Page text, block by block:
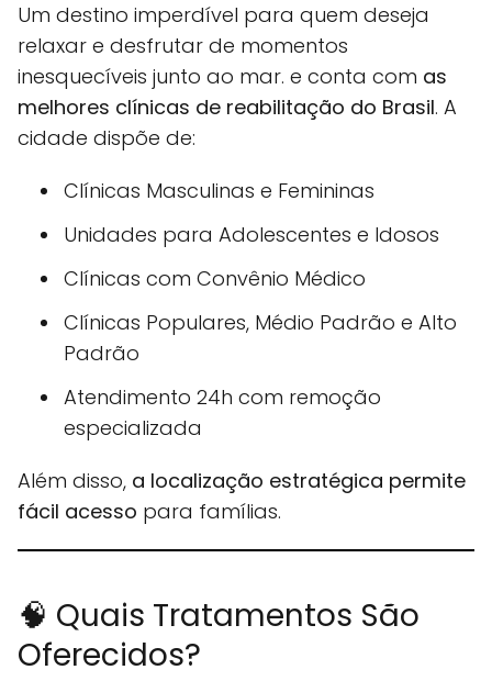
Um destino imperdível para quem deseja
relaxar e desfrutar de momentos
inesquecíveis junto ao mar. e conta com as
melhores clínicas de reabilitação do Brasil. A
cidade dispõe de:
Clínicas Masculinas e Femininas
Unidades para Adolescentes e Idosos
Clínicas com Convênio Médico
Clínicas Populares, Médio Padrão e Alto
Padrão
Atendimento 24h com remoção
especializada
Além disso, a localização estratégica permite
fácil acesso para famílias.
🧠 Quais Tratamentos São
Oferecidos?